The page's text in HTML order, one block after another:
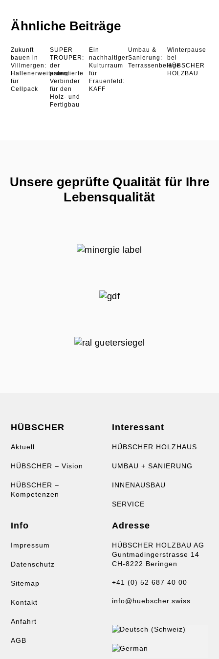
Ähnliche Beiträge
Zukunft
bauen in
Villmergen:
Hallenerweiterung
für
Cellpack
SUPER
TROUPER:
der
patentierte
Verbinder
für den
Holz- und
Fertigbau
Ein
nachhaltiger
Kulturraum
für
Frauenfeld:
KAFF
Umbau &
Sanierung:
Terrassenbeläge
Winterpause
bei
HÜBSCHER
HOLZBAU
Unsere geprüfte Qualität für Ihre
Lebensqualität
HÜBSCHER
Aktuell
HÜBSCHER – Vision
HÜBSCHER –
Kompetenzen
Interessant
HÜBSCHER HOLZHAUS
UMBAU + SANIERUNG
INNENAUSBAU
SERVICE
Info
Impressum
Datenschutz
Sitemap
Kontakt
Anfahrt
AGB
Adresse
HÜBSCHER HOLZBAU AG
Guntmadingerstrasse 14
CH-8222 Beringen
+41 (0) 52 687 40 00
info@huebscher.swiss